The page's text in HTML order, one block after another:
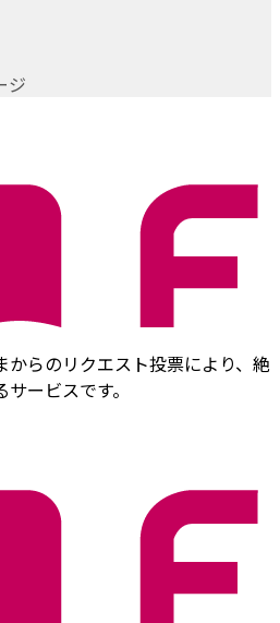
ジ
らのリクエスト投票により、絶
ービスです。